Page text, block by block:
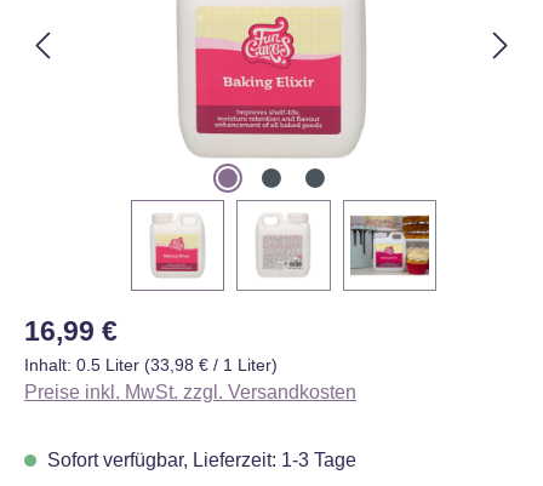
Regulärer Preis:
16,99 €
Inhalt: 0.5 Liter (33,98 € / 1 Liter)
Preise inkl. MwSt. zzgl. Versandkosten
Sofort verfügbar, Lieferzeit: 1-3 Tage